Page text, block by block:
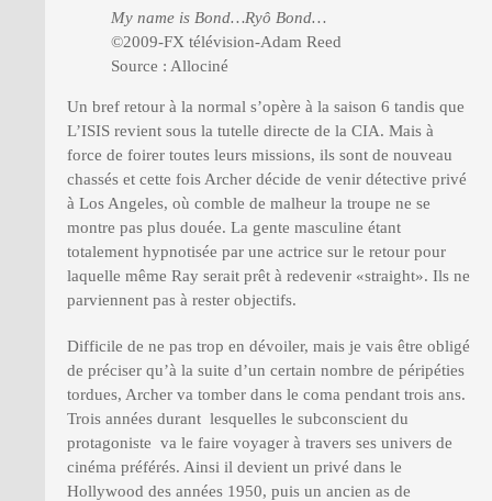
My name is Bond…Ryô Bond…
©2009-FX télévision-Adam Reed
Source : Allociné
Un bref retour à la normal s’opère à la saison 6 tandis que
L’ISIS revient sous la tutelle directe de la CIA. Mais à
force de foirer toutes leurs missions, ils sont de nouveau
chassés et cette fois Archer décide de venir détective privé
à Los Angeles, où comble de malheur la troupe ne se
montre pas plus douée. La gente masculine étant
totalement hypnotisée par une actrice sur le retour pour
laquelle même Ray serait prêt à redevenir «straight». Ils ne
parviennent pas à rester objectifs.
Difficile de ne pas trop en dévoiler, mais je vais être obligé
de préciser qu’à la suite d’un certain nombre de péripéties
tordues, Archer va tomber dans le coma pendant trois ans.
Trois années durant lesquelles le subconscient du
protagoniste va le faire voyager à travers ses univers de
cinéma préférés. Ainsi il devient un privé dans le
Hollywood des années 1950, puis un ancien as de